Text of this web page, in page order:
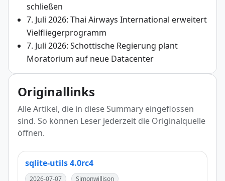
schließen
7. Juli 2026: Thai Airways International erweitert
Vielfliegerprogramm
7. Juli 2026: Schottische Regierung plant
Moratorium auf neue Datacenter
Originallinks
Alle Artikel, die in diese Summary eingeflossen
sind. So können Leser jederzeit die Originalquelle
öffnen.
sqlite-utils 4.0rc4
2026-07-07
Simonwillison